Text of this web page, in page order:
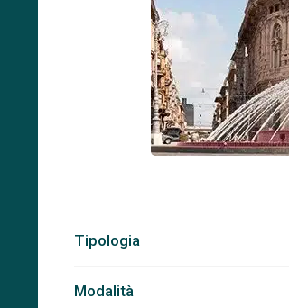
Tipologia
Modalità